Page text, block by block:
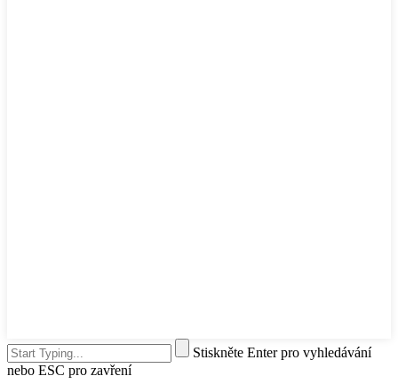
Stiskněte Enter pro vyhledávání
nebo ESC pro zavření